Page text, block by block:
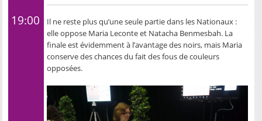
19:00
Il ne reste plus qu’une seule partie dans les Nationaux :
elle oppose Maria Leconte et Natacha Benmesbah. La
finale est évidemment à l’avantage des noirs, mais Maria
conserve des chances du fait des fous de couleurs
opposées.